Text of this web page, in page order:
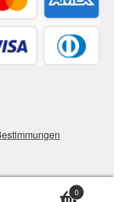
0